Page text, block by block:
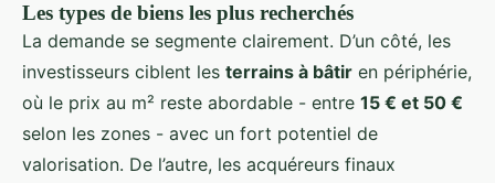
Les types de biens les plus recherchés
La demande se segmente clairement. D’un côté, les
investisseurs ciblent les terrains à bâtir en périphérie,
où le prix au m² reste abordable - entre 15 € et 50 €
selon les zones - avec un fort potentiel de
valorisation. De l’autre, les acquéreurs finaux